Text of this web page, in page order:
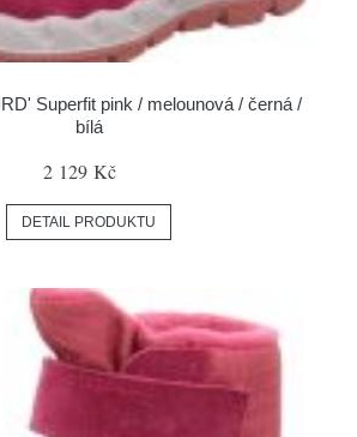
Superfit pink / melounová / černá /
bílá
2 129 Kč
DETAIL PRODUKTU